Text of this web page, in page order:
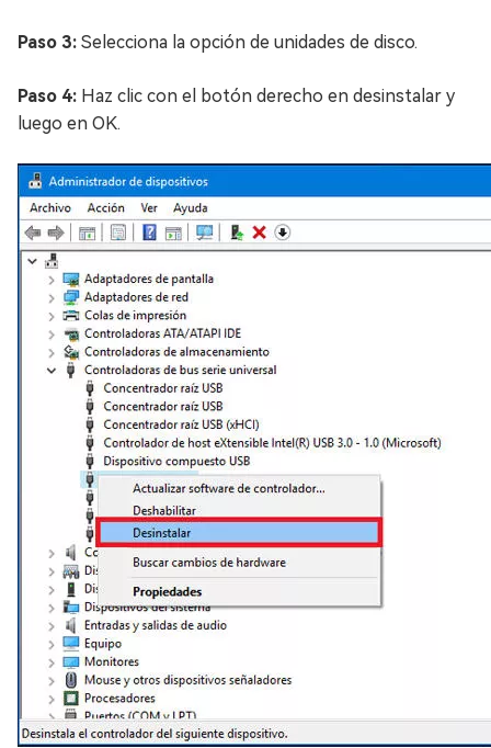
Paso 3: Selecciona la opción de unidades de disco.
Paso 4: Haz clic con el botón derecho en desinstalar y
luego en OK.